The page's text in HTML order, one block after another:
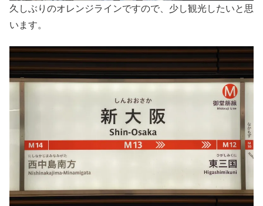
久しぶりのオレンジラインですので、少し観光したいと思
います。